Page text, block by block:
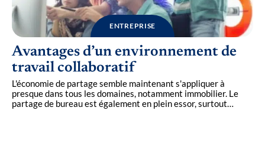
ENTREPRISE
Avantages d’un environnement de
travail collaboratif
L'économie de partage semble maintenant s'appliquer à
presque dans tous les domaines, notamment immobilier. Le
partage de bureau est également en plein essor, surtout